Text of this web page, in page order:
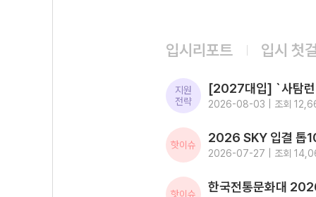
입시리포트 입시 첫
지원
전략
2026-08-03 | 조회
핫이슈
2026-07-27 | 조회
핫이슈